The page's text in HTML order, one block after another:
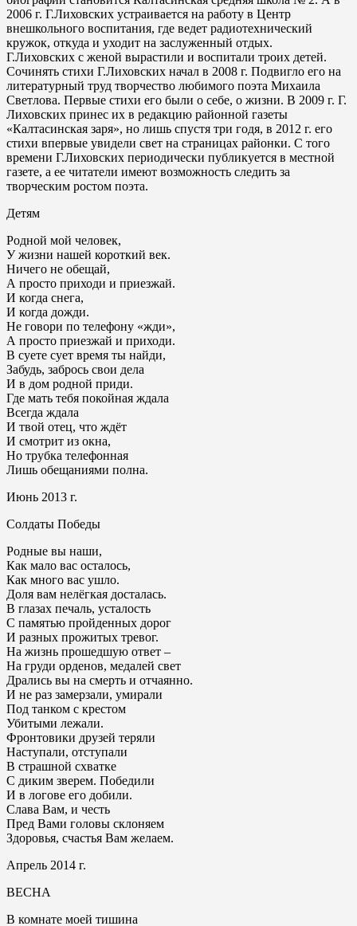
2006 г. Г.Лиховских устраивается на работу в Центр
внешкольного воспитания, где ведет радиотехнический
кружок, откуда и уходит на заслуженный отдых.
Г.Лиховских с женой вырастили и воспитали троих детей.
Сочинять стихи Г.Лиховских начал в 2008 г. Подвигло его на
литературный труд творчество любимого поэта Михаила
Светлова. Первые стихи его были о себе, о жизни. В 2009 г. Г.
Лиховских принес их в редакцию районной газеты
«Калтасинская заря», но лишь спустя три годя, в 2012 г. его
стихи впервые увидели свет на страницах районки. С того
времени Г.Лиховских периодически публикуется в местной
газете, а ее читатели имеют возможность следить за
творческим ростом поэта.
Детям
Родной мой человек,
У жизни нашей короткий век.
Ничего не обещай,
А просто приходи и приезжай.
И когда снега,
И когда дожди.
Не говори по телефону «жди»,
А просто приезжай и приходи.
В суете сует время ты найди,
Забудь, забрось свои дела
И в дом родной приди.
Где мать тебя покойная ждала
Всегда ждала
И твой отец, что ждёт
И смотрит из окна,
Но трубка телефонная
Лишь обещаниями полна.
Июнь 2013 г.
Солдаты Победы
Родные вы наши,
Как мало вас осталось,
Как много вас ушло.
Доля вам нелёгкая досталась.
В глазах печаль, усталость
С памятью пройденных дорог
И разных прожитых тревог.
На жизнь прошедшую ответ –
На груди орденов, медалей свет
Дрались вы на смерть и отчаянно.
И не раз замерзали, умирали
Под танком с крестом
Убитыми лежали.
Фронтовики друзей теряли
Наступали, отступали
В страшной схватке
С диким зверем. Победили
И в логове его добили.
Слава Вам, и честь
Пред Вами головы склоняем
Здоровья, счастья Вам желаем.
Апрель 2014 г.
ВЕСНА
В комнате моей тишина